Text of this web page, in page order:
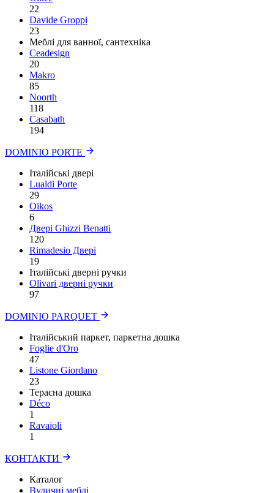
22
Davide Groppi
23
Меблі для ванної, сантехніка
Ceadesign
20
Makro
85
Noorth
118
Сasabath
194
DOMINIO PORTE
Італійські двері
Lualdi Porte
29
Oikos
6
Двері Ghizzi Benatti
120
Rimadesio Двері
19
Італійські дверні ручки
Olivari дверні ручки
97
DOMINIO PARQUET
Італійський паркет, паркетна дошка
Foglie d'Oro
47
Listone Giordano
23
Терасна дошка
Déco
1
Ravaioli
1
КОНТАКТИ
Каталог
Вуличні меблі